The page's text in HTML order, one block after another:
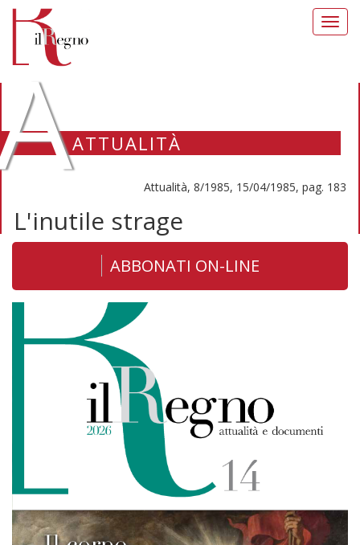
ATTUALITÀ
Attualità, 8/1985, 15/04/1985, pag. 183
L'inutile strage
ABBONATI ON-LINE